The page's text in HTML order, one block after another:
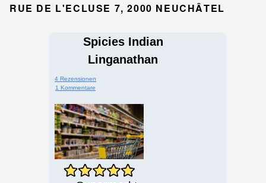
RUE DE L'ECLUSE 7, 2000 NEUCHÂTEL
Spicies Indian
Linganathan
4 Rezensionen
1 Kommentare